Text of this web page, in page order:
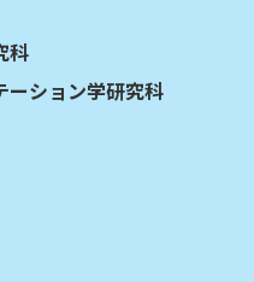
科
ーション学研究科